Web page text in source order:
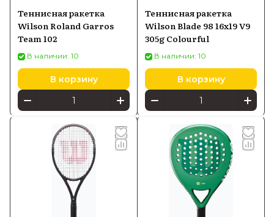
Теннисная ракетка
Wilson Roland Garros
Team 102
В наличии: 10
В корзину
Теннисная ракетка
Wilson Blade 98 16x19 V9
305g Colourful
В наличии: 10
В корзину